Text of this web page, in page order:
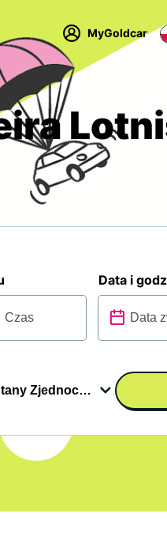
MyGoldcar
Data i